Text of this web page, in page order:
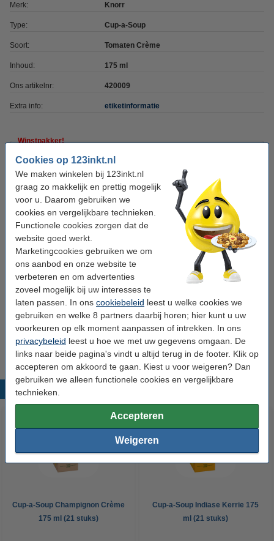
Cookies op 123inkt.nl
We maken winkelen bij 123inkt.nl
graag zo makkelijk en prettig mogelijk
voor u. Daarom gebruiken we
cookies en vergelijkbare technieken.
Functionele cookies zorgen dat de
website goed werkt.
Marketingcookies gebruiken we om
ons aanbod en onze website te
verbeteren en om advertenties
zoveel mogelijk bij uw interesses te
laten passen. In ons cookiebeleid leest u welke cookies we
gebruiken en welke 8 partners daarbij horen; hier kunt u uw
voorkeuren op elk moment aanpassen of intrekken. In ons
privacybeleid leest u hoe we met uw gegevens omgaan. De
links naar beide pagina's vindt u altijd terug in de footer. Klik op
accepteren om akkoord te gaan. Kiest u voor weigeren? Dan
gebruiken we alleen functionele cookies en vergelijkbare
technieken.
Accepteren
Weigeren
Merk: Knorr
Type: Cup-a-Soup
Soort: Tomaten Crème
Inhoud: 175 ml
Ons artikelnr: 420009
Extra info: etiketinformatie
Winstpakker!
Aanbieding: 4x Cup-a-Soup Tomaten Crème
175 ml (21 stuks)
Tip: meebestellen
123inkt houten roerstaafjes 110 mm (2000
stuks) FSC® 100%
€ 6,95
Cup-a-Soup bekers 175 ml (1000 stuks)
€ 69,50
Cup-a-Soup Champignon Crème 175 ml (21
stuks)
€ 10,95
Cup-a-Soup Champignon Crème
175 ml (21 stuks)
Cup-a-Soup Indiase Kerrie 175
ml (21 stuks)